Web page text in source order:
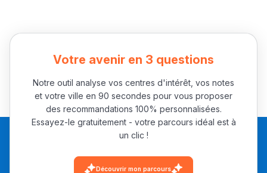
Interviews/Vidéos
+ de 89 Interviews/Vidéos
دليل المهن
Votre avenir en 3 questions
Notre outil analyse vos centres d'intérêt, vos notes
et votre ville en 90 secondes pour vous proposer
des recommandations 100% personnalisées.
Essayez-le gratuitement - votre parcours idéal est à
un clic !
Découvrir mon parcours